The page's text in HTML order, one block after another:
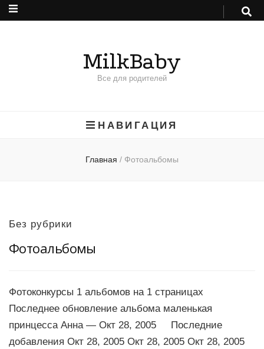
MilkBaby
Все для родителей
НАВИГАЦИЯ
Главная / Фотоальбомы
Без рубрики
Фотоальбомы
Фотоконкурсы 1 альбомов на 1 страницах
Последнее обновление альбома маленькая
принцесса Анна — Окт 28, 2005 Последние
добавления Окт 28, 2005 Окт 28, 2005 Окт 28, 2005